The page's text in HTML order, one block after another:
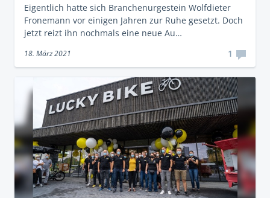
Eigentlich hatte sich Branchenurgestein Wolfdieter
Fronemann vor einigen Jahren zur Ruhe gesetzt. Doch
jetzt reizt ihn nochmals eine neue Au…
18. März 2021 1